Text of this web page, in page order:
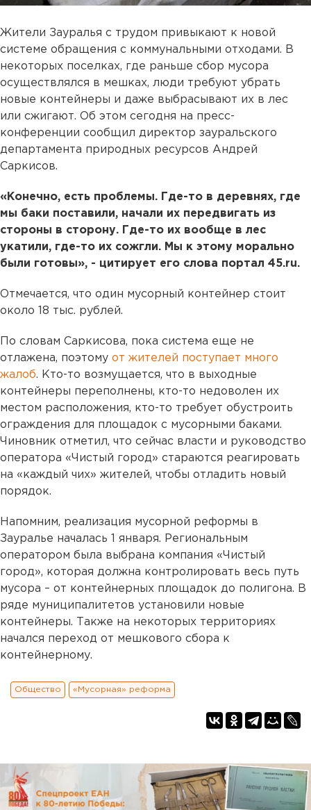
Жители Зауралья с трудом привыкают к новой
системе обращения с коммунальными отходами. В
некоторых поселках, где раньше сбор мусора
осуществлялся в мешках, люди требуют убрать
новые контейнеры и даже выбрасывают их в лес
или сжигают. Об этом сегодня на пресс-
конференции сообщил директор зауральского
департамента природных ресурсов Андрей
Саркисов.
«Конечно, есть проблемы. Где-то в деревнях, где
мы баки поставили, начали их передвигать из
стороны в сторону. Где-то их вообще в лес
укатили, где-то их сожгли. Мы к этому морально
были готовы», - цитирует его слова портал 45.ru.
Отмечается, что один мусорный контейнер стоит
около 18 тыс. рублей.
По словам Саркисова, пока система еще не
отлажена, поэтому от жителей поступает много
жалоб. Кто-то возмущается, что в выходные
контейнеры переполнены, кто-то недоволен их
местом расположения, кто-то требует обустроить
ограждения для площадок с мусорными баками.
Чиновник отметил, что сейчас власти и руководство
оператора «Чистый город» стараются реагировать
на «каждый чих» жителей, чтобы отладить новый
порядок.
Напомним, реализация мусорной реформы в
Зауралье началась 1 января. Региональным
оператором была выбрана компания «Чистый
город», которая должна контролировать весь путь
мусора – от контейнерных площадок до полигона. В
ряде муниципалитетов установили новые
контейнеры. Также на некоторых территориях
начался переход от мешкового сбора к
контейнерному.
Общество «Мусорная» реформа